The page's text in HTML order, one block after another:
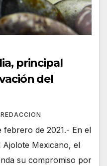
principal
del
febrero de 2021.- En el
Mexicano, el
su compromiso por